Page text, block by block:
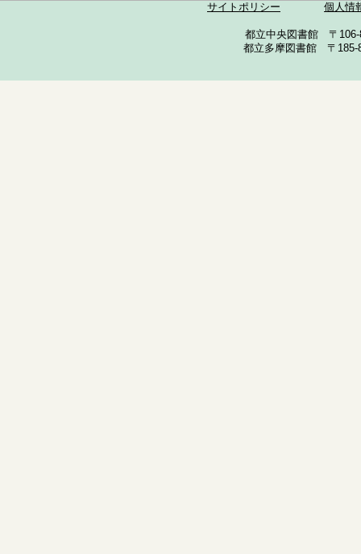
サイトポリシー 個人情
都立中央図書館 〒
都立多摩図書館 〒185-